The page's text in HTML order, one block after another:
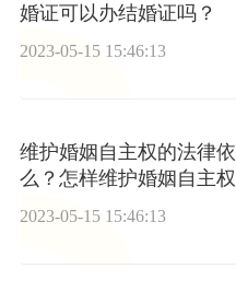
婚证可以办结婚证吗？
2023-05-15 15:46:13
维护婚姻自主权的法律
么？怎样维护婚姻自主权
2023-05-15 15:46:13